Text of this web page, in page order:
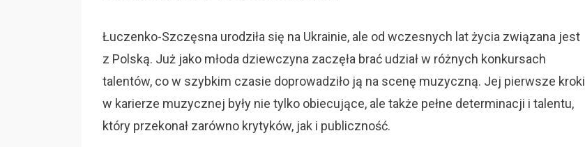
Łuczenko-Szczęsna urodziła się na Ukrainie, ale od wczesnych lat życia związana jest
z Polską. Już jako młoda dziewczyna zaczęła brać udział w różnych konkursach
talentów, co w szybkim czasie doprowadziło ją na scenę muzyczną. Jej pierwsze kroki
w karierze muzycznej były nie tylko obiecujące, ale także pełne determinacji i talentu,
który przekonał zarówno krytyków, jak i publiczność.